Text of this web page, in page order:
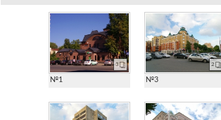
№1
3
№3
2